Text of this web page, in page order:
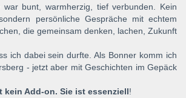
bunt, warmherzig, tief verbunden. Kein
persönliche Gespräche mit echtem
die gemeinsam denken, lachen, Zukunft
ich dabei sein durfte. Als Bonner komm ich
- jetzt aber mit Geschichten im Gepäck
kein Add-on. Sie ist essenziell!